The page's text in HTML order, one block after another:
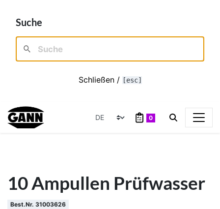
Suche
Schließen / [esc]
0
10 Ampullen Prüfwasser
Best.Nr. 31003626